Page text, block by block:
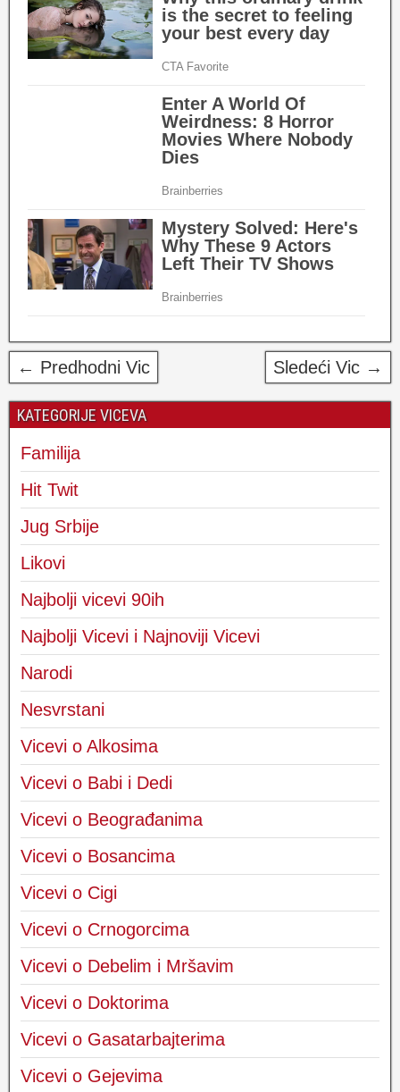
← Predhodni Vic Sledeći Vic →
KATEGORIJE VICEVA
Familija
Hit Twit
Jug Srbije
Likovi
Najbolji vicevi 90ih
Najbolji Vicevi i Najnoviji Vicevi
Narodi
Nesvrstani
Vicevi o Alkosima
Vicevi o Babi i Dedi
Vicevi o Beograđanima
Vicevi o Bosancima
Vicevi o Cigi
Vicevi o Crnogorcima
Vicevi o Debelim i Mršavim
Vicevi o Doktorima
Vicevi o Gasatarbajterima
Vicevi o Gejevima